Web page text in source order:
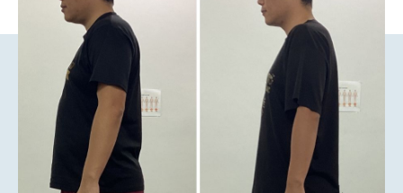
Company 運営会社情報
Franchise フランチャイズ加盟店募集
Privacy プライバシーポリシー